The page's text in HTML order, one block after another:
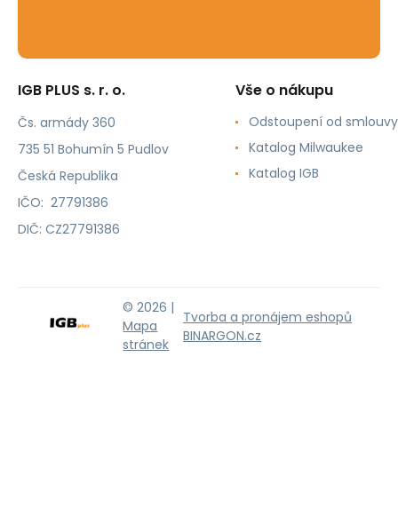
IGB PLUS s. r. o.
Čs. armády 360
735 51 Bohumín 5 Pudlov
Česká Republika
IČO: 27791386
DIČ: CZ27791386
Vše o nákupu
Odstoupení od smlouvy
Katalog Milwaukee
Katalog IGB
© 2026 |
Mapa
stránek
Tvorba a pronájem eshopů
BINARGON.cz